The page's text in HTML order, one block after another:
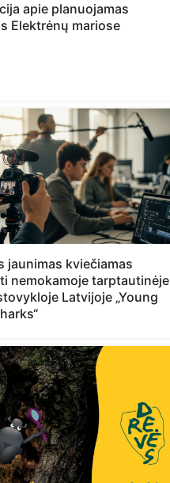
apie planuojamas
Elektrėnų mariose
jaunimas kviečiamas
nemokamoje tarptautinėje
Latvijoje „Young